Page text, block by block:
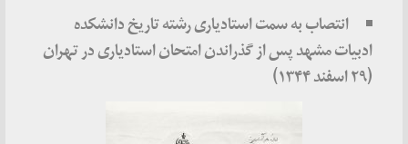
انتصاب به سمت استادیاری رشته تاریخ دانشکده
ادبیات مشهد پس از گذراندن امتحان استادیاری در تهران